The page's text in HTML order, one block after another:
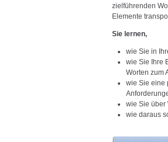
zielführenden
Elemente
Sie lernen,
wie Sie in
wie Sie Ihre
Worten zum
wie Sie eine
wie Sie über
wie daraus